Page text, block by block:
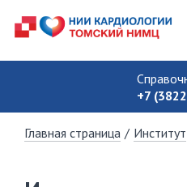
+7
Главная страница / Институт